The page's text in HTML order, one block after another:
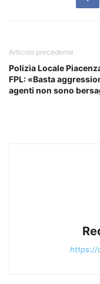
Articolo precedente
Polizia Locale
FPL: «Basta
agenti non sono
https://